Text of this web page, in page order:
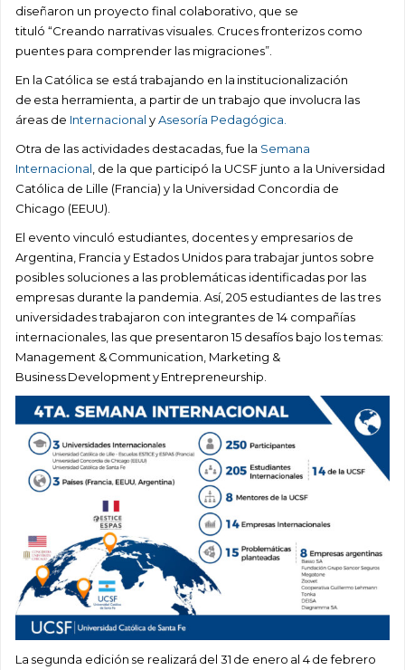
diseñaron un proyecto final colaborativo, que se
tituló “Creando narrativas visuales. Cruces fronterizos como
puentes para comprender las migraciones”.
En la Católica se está trabajando en la institucionalización
de esta herramienta, a partir de un trabajo que involucra las
áreas de Internacional yAsesoría Pedagógica.
Otra de las actividades destacadas, fue la Semana
Internacional , de la que participó la UCSF junto a la Universidad
Católica de Lille (Francia) y la Universidad Concordia de
Chicago (EEUU).
El evento vinculó estudiantes, docentes y empresarios de
Argentina, Francia y Estados Unidos para trabajar juntos sobre
posibles soluciones a las problemáticas identificadas por las
empresas durante la pandemia. Así, 205 estudiantes de las tres
universidades trabajaron con integrantes de 14 compañías
internacionales, las que presentaron 15 desafíos bajo los temas:
Management & Communication, Marketing &
Business Development y Entrepreneurship.
La segunda edición se realizará del 31 de enero al 4 de febrero